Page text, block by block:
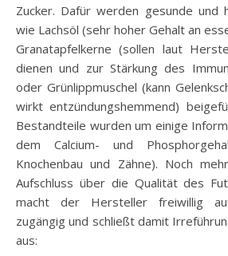
Zucker. Dafür werden gesunde und
wie Lachsöl (sehr hoher Gehalt an
Granatapfelkerne (sollen laut
dienen und zur Stärkung des
oder Grünlippmuschel (kann
wirkt entzündungshemmend)
Bestandteile wurden um einige
dem Calcium- und
Knochenbau und Zähne). Noch
Aufschluss über die Qualität des
macht der Hersteller freiwillig
zugängig und schließt damit
aus: